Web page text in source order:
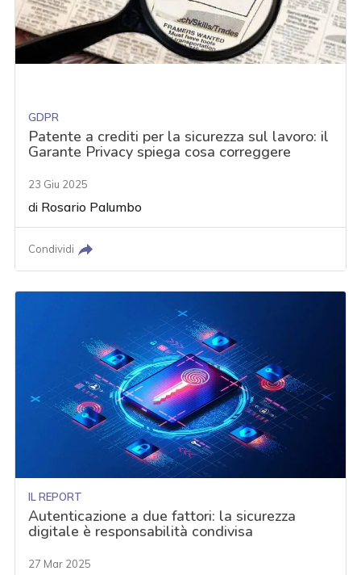
GDPR
Patente a crediti per la sicurezza sul lavoro: il
Garante Privacy spiega cosa correggere
23 Giu 2025
di Rosario Palumbo
Condividi
IL REPORT
Autenticazione a due fattori: la sicurezza
digitale è responsabilità condivisa
27 Mar 2025